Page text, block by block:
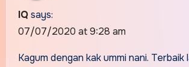
IQ says:
07/07/2020 at 9:28 am
Kagum dengan kak ummi nani. Terbaik